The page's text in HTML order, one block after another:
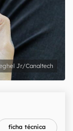
Jr/Canaltech
ficha técnica